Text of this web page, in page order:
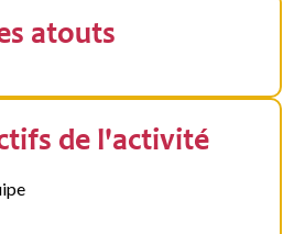
atouts
de l'activité